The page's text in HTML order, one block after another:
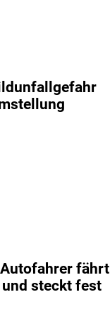
fährt
steckt fest